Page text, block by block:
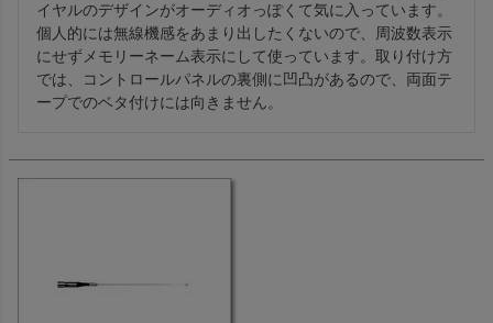
イヤルのデザインがオーディオっぽくて気に入っています。
個人的には無線機感をあまり出したくないので、周波数表示
にせずメモリーネーム表示にして使っています。取り付け方
では、コントロールパネルの裏側に凹凸があるので、両面テ
ープでのベタ付けには向きません。